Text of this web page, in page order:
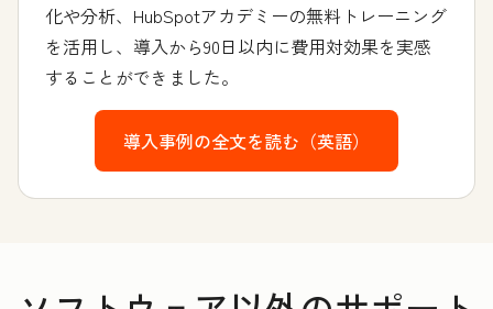
化や分析、HubSpotアカデミーの無料トレーニング
を活用し、導入から90日以内に費用対効果を実感
することができました。
導入事例の全文を読む（英語）